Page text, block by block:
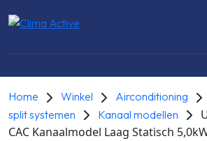
Home Winkel Airconditioning
split systemen
Kanaal modellen
CAC Kanaalmodel Laag Statisch